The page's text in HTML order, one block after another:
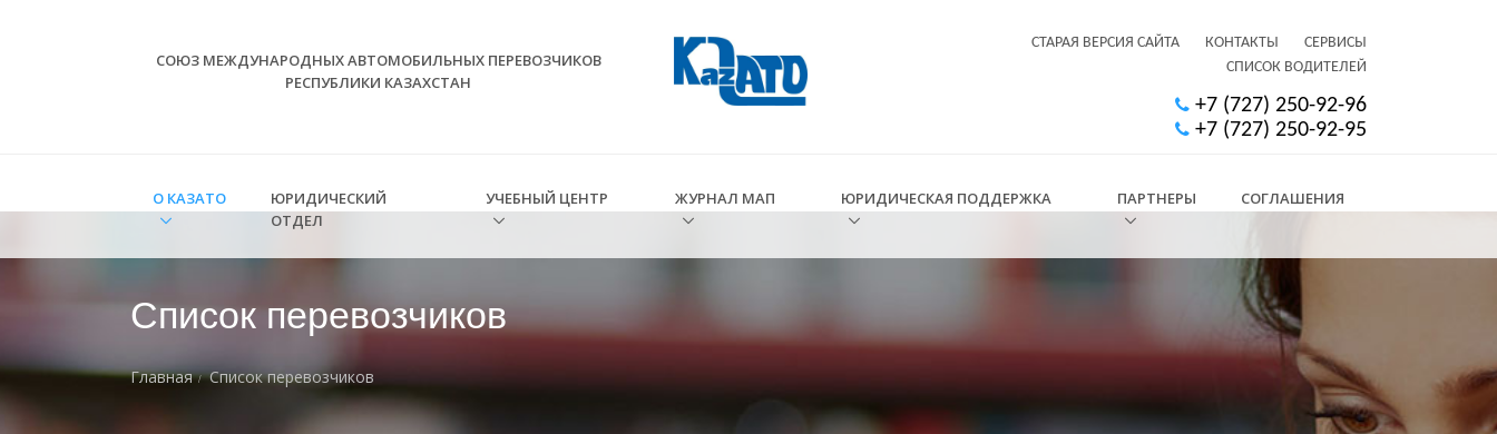
СОЮЗ МЕЖДУНАРОДНЫХ АВТОМОБИЛЬНЫХ ПЕРЕВОЗЧИКОВ
РЕСПУБЛИКИ КАЗАХСТАН
СТАРАЯ ВЕРСИЯ САЙТА КОНТАКТЫ
СЕРВИСЫ
СПИСОК ВОДИТЕЛЕЙ
+7 (727) 250-92-96
+7 (727) 250-92-95
О КАЗАТО
ЮРИДИЧЕСКИЙ
ОТДЕЛ
УЧЕБНЫЙ ЦЕНТР ЖУРНАЛ МАП ЮРИДИЧЕСКАЯ ПОДДЕРЖКА ПАРТНЕРЫ СОГЛАШЕНИЯ
Cписок перевозчиков
Главная Cписок перевозчиков